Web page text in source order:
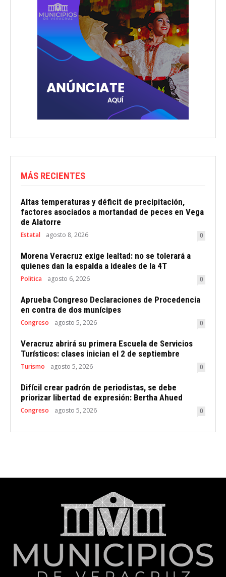
MÁS RECIENTES
Altas temperaturas y déficit de precipitación,
factores asociados a mortandad de peces en Vega
de Alatorre
Estatal agosto 8, 2026 0
Morena Veracruz exige lealtad: no se tolerará a
quienes dan la espalda a ideales de la 4T
Politica agosto 6, 2026 0
Aprueba Congreso Declaraciones de Procedencia
en contra de dos munícipes
Congreso agosto 5, 2026 0
Veracruz abrirá su primera Escuela de Servicios
Turísticos: clases inician el 2 de septiembre
Turismo agosto 5, 2026 0
Difícil crear padrón de periodistas, se debe
priorizar libertad de expresión: Bertha Ahued
Congreso agosto 5, 2026 0